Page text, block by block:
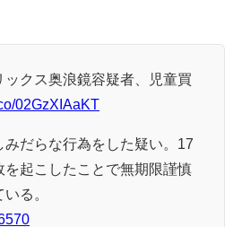
ックス奥浪鏡容疑者、児童買
02GzXIAaKT
だらな行為をした疑い。17
起こしたことで無期限謹慎
る。